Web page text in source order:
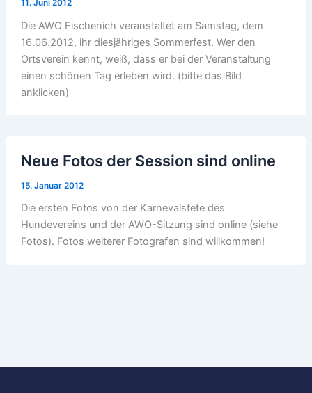
11. Juni 2012
Die AWO Fischenich veranstaltet am Samstag, dem
16.06.2012, ihr diesjähriges Sommerfest. Wer den
Ortsverein kennt, weiß, dass er bei der Veranstaltung
einen schönen Tag erleben wird. (bitte das Bild
anklicken)
Neue Fotos der Session sind online
15. Januar 2012
Die ersten Fotos von der Karnevalsfete des
Hundevereins und der AWO-Sitzung sind online (siehe
Fotos). Fotos weiterer Fotografen sind willkommen!